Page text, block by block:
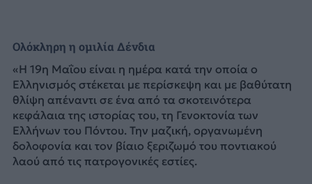
Oλόκληρη η ομιλία Δένδια
«Η 19η Μαΐου είναι η ημέρα κατά την οποία ο
Ελληνισμός στέκεται με περίσκεψη και με βαθύτατη
θλίψη απέναντι σε ένα από τα σκοτεινότερα
κεφάλαια της ιστορίας του, τη Γενοκτονία των
Ελλήνων του Πόντου. Την μαζική, οργανωμένη
δολοφονία και τον βίαιο ξεριζωμό του ποντιακού
λαού από τις πατρογονικές εστίες.